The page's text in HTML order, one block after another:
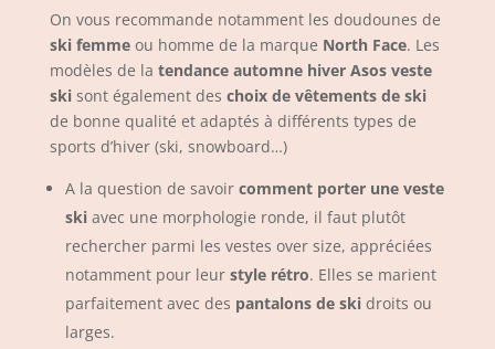
On vous recommande notamment les doudounes de
ski femmeou homme de la marque North Face. Les
modèles de la tendance automne hiver Asos veste
skisont également des choix de vêtements de ski
de bonne qualité et adaptés à différents types de
sports d’hiver (ski, snowboard…)
A la question de savoir comment porter une veste
skiavec une morphologie ronde, il faut plutôt
rechercher parmi les vestes over size, appréciées
notamment pour leur style rétro. Elles se marient
parfaitement avec des pantalons de skidroits ou
larges.